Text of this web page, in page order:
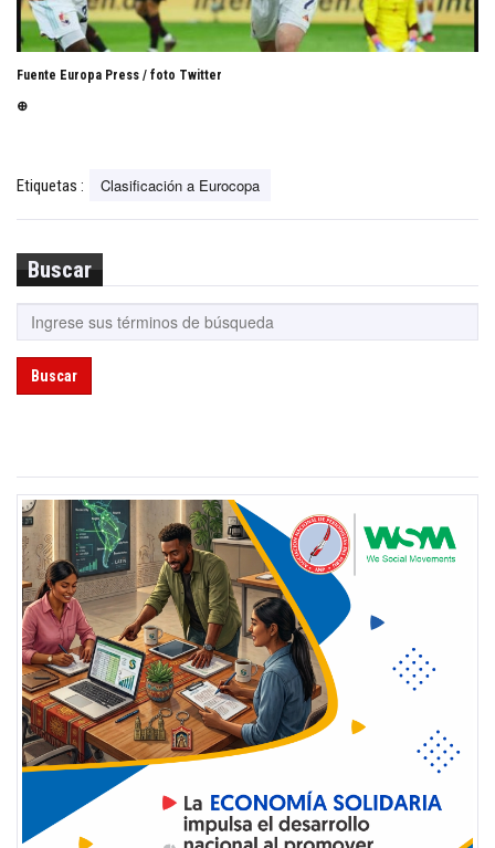
Fuente Europa Press / foto Twitter
⊕
Etiquetas : Clasificación a Eurocopa
Buscar
Buscar